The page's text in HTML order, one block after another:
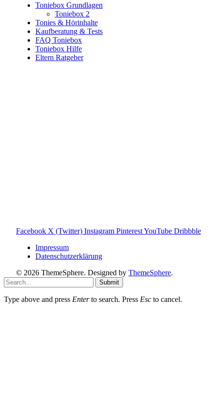
Toniebox Grundlagen
Toniebox 2
Tonies & Hörinhalte
Kaufberatung & Tests
FAQ Toniebox
Toniebox Hilfe
Eltern Ratgeber
Facebook X (Twitter) Instagram PinterestYouTube Dribbble
Impressum
Datenschutzerklärung
© 2026 ThemeSphere. Designed by ThemeSphere.
Submit
Type above and press Enterto search. Press Esc to cancel.